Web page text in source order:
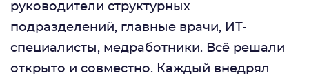
руководители структурных
подразделений, главные врачи, ИТ-
специалисты, медработники. Всё решали
открыто и совместно. Каждый внедрял